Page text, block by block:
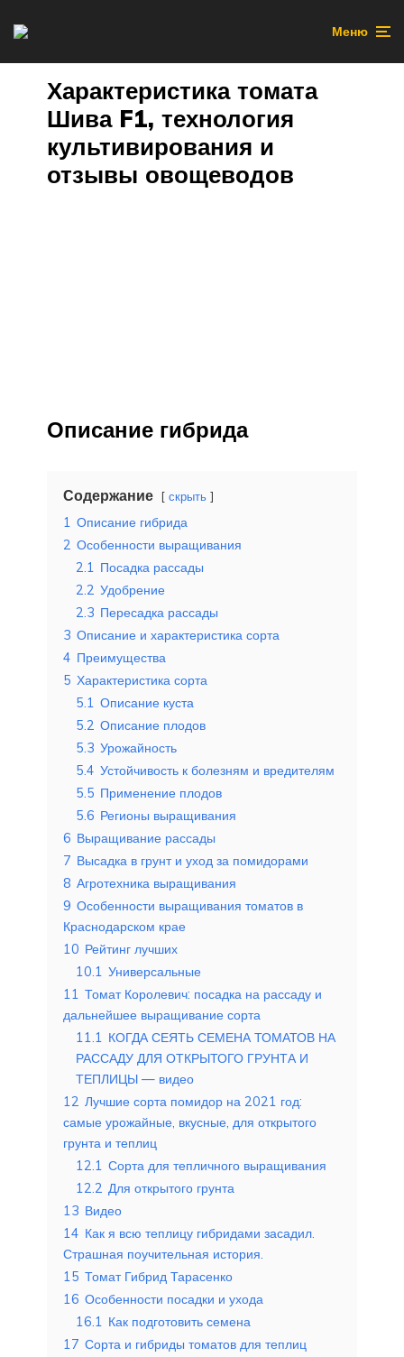
Меню
Характеристика томата
Шива F1, технология
культивирования и
отзывы овощеводов
Описание гибрида
Содержание скрыть
1 Описание гибрида
2 Особенности выращивания
2.1 Посадка рассады
2.2 Удобрение
2.3 Пересадка рассады
3 Описание и характеристика сорта
4 Преимущества
5 Характеристика сорта
5.1 Описание куста
5.2 Описание плодов
5.3 Урожайность
5.4 Устойчивость к болезням и вредителям
5.5 Применение плодов
5.6 Регионы выращивания
6 Выращивание рассады
7 Высадка в грунт и уход за помидорами
8 Агротехника выращивания
9 Особенности выращивания томатов в
Краснодарском крае
10 Рейтинг лучших
10.1 Универсальные
11 Томат Королевич: посадка на рассаду и
дальнейшее выращивание сорта
11.1 КОГДА СЕЯТЬ СЕМЕНА ТОМАТОВ НА
РАССАДУ ДЛЯ ОТКРЫТОГО ГРУНТА И
ТЕПЛИЦЫ — видео
12 Лучшие сорта помидор на 2021 год:
самые урожайные, вкусные, для открытого
грунта и теплиц
12.1 Сорта для тепличного выращивания
12.2 Для открытого грунта
13 Видео
14 Как я всю теплицу гибридами засадил.
Страшная поучительная история.
15 Томат Гибрид Тарасенко
16 Особенности посадки и ухода
16.1 Как подготовить семена
17 Сорта и гибриды томатов для теплиц